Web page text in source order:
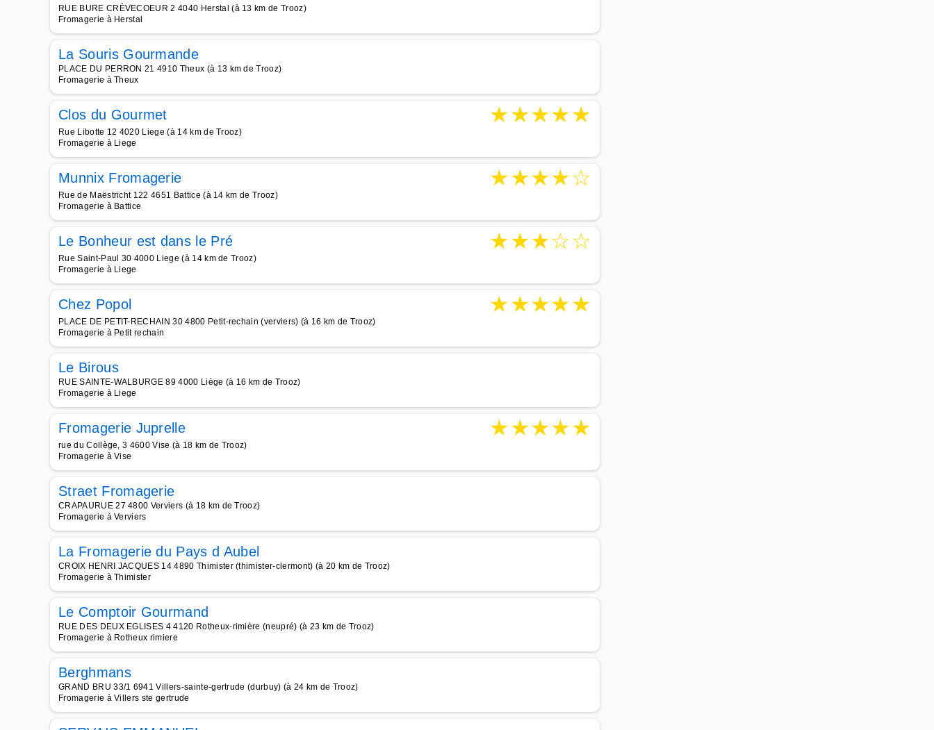
RUE BURE CRÈVECOEUR 2 4040 Herstal (à 13 km de Trooz)
Fromagerie à Herstal
La Souris Gourmande
PLACE DU PERRON 21 4910 Theux (à 13 km de Trooz)
Fromagerie à Theux
Clos du Gourmet ★★★★★
Rue Libotte 12 4020 Liege (à 14 km de Trooz)
Fromagerie à Liege
Munnix Fromagerie ★★★★☆
Rue de Maëstricht 122 4651 Battice (à 14 km de Trooz)
Fromagerie à Battice
Le Bonheur est dans le Pré ★★★☆☆
Rue Saint-Paul 30 4000 Liege (à 14 km de Trooz)
Fromagerie à Liege
Chez Popol ★★★★★
PLACE DE PETIT-RECHAIN 30 4800 Petit-rechain (verviers) (à 16 km de Trooz)
Fromagerie à Petit rechain
Le Birous
RUE SAINTE-WALBURGE 89 4000 Liège (à 16 km de Trooz)
Fromagerie à Liege
Fromagerie Juprelle ★★★★★
rue du Collège, 3 4600 Vise (à 18 km de Trooz)
Fromagerie à Vise
Straet Fromagerie
CRAPAURUE 27 4800 Verviers (à 18 km de Trooz)
Fromagerie à Verviers
La Fromagerie du Pays d Aubel
CROIX HENRI JACQUES 14 4890 Thimister (thimister-clermont) (à 20 km de Trooz)
Fromagerie à Thimister
Le Comptoir Gourmand
RUE DES DEUX EGLISES 4 4120 Rotheux-rimière (neupré) (à 23 km de Trooz)
Fromagerie à Rotheux rimiere
Berghmans
GRAND BRU 33/1 6941 Villers-sainte-gertrude (durbuy) (à 24 km de Trooz)
Fromagerie à Villers ste gertrude